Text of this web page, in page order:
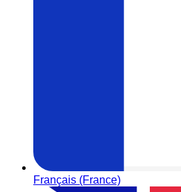
Français (France)